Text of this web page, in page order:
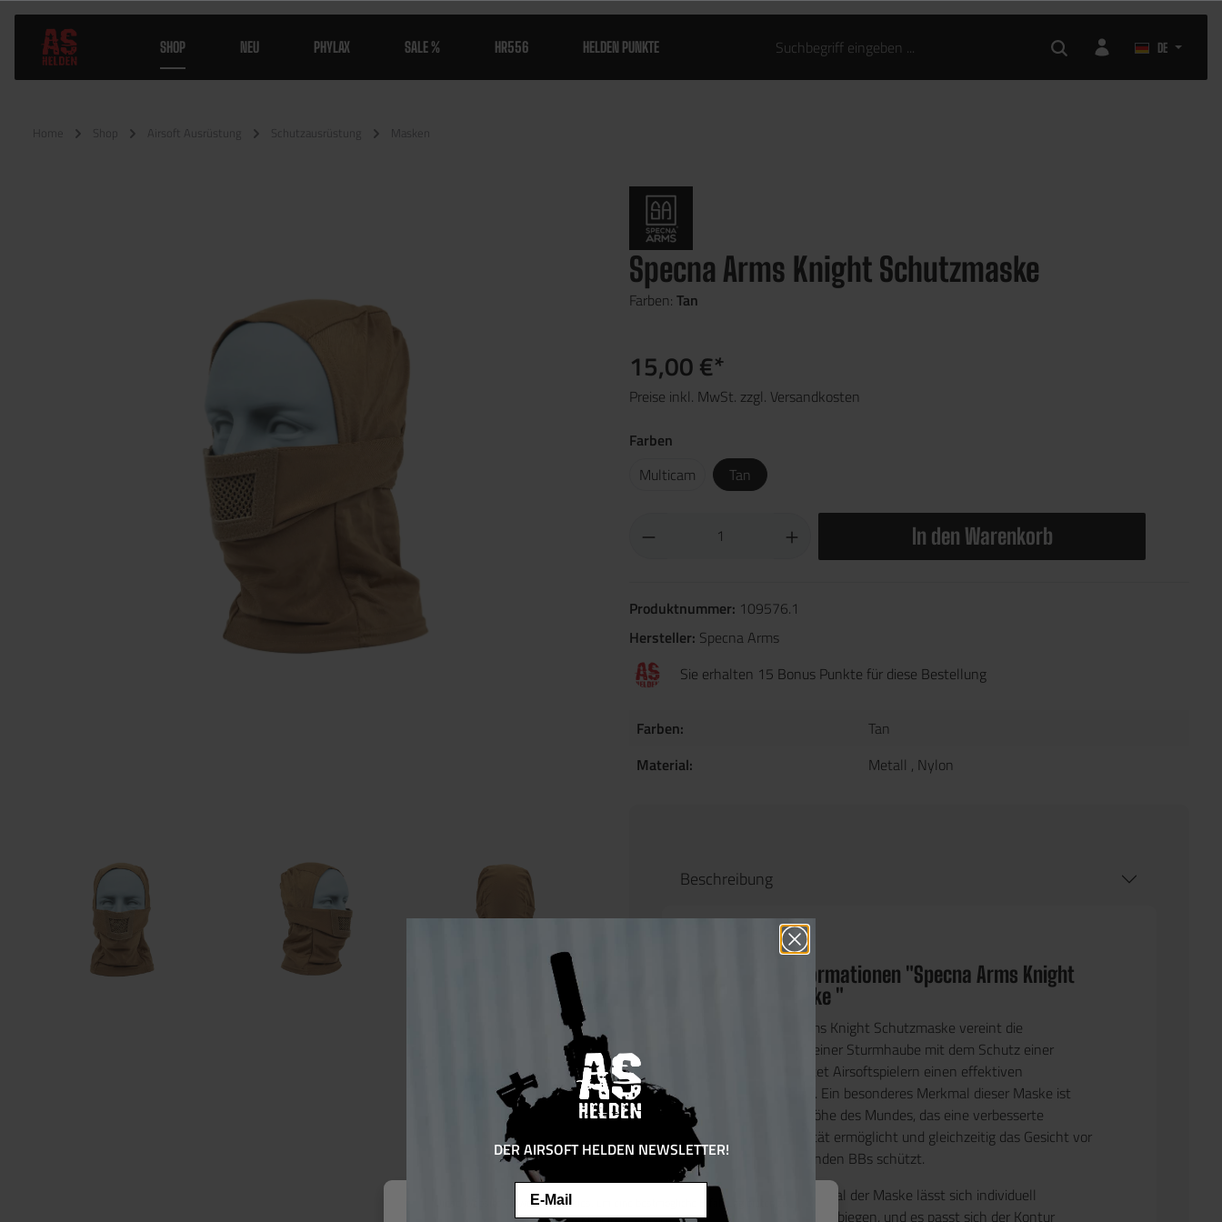
SHOP NEU PHYLAX SALE % HR556 HELDEN PUNKTE DE
Home Shop Airsoft Ausrüstung Schutzausrüstung Masken
Specna Arms Knight Schutzmaske
Farben: Tan
15,00 €*
Preise inkl. MwSt. zzgl. Versandkosten
Farben
Multicam
Tan
In den Warenkorb
Produktnummer: 109576.1
Hersteller: Specna Arms
Sie erhalten 15 Bonus Punkte für diese Bestellung
Farben:
Tan
Material:
Metall , Nylon
Beschreibung
Produktinformationen "Specna Arms Knight
Schutzmaske "
Die Specna Arms Knight Schutzmaske vereint die
Funktionalität einer Sturmhaube mit dem Schutz einer
Maske und bietet Airsoftspielern einen effektiven
Rundumschutz. Ein besonderes Merkmal dieser Maske ist
das Netz auf Höhe des Mundes, das eine verbesserte
Atmungsaktivität ermöglicht und gleichzeitig das Gesicht vor
herumschwirrenden BBs schützt.
Das flexible Material der Maske lässt sich individuell
anpassen: Einfach biegen, und es passt sich der Kontur
Diese Website verwendet Cookies, um eine bestmögliche Erfahrung bieten zu
können.Mehr Informationen ...
DER AIRSOFT HELDEN NEWSLETTER!